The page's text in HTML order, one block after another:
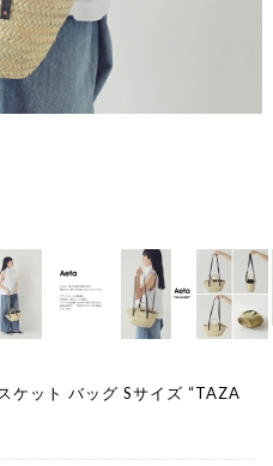
ケット バッグ Sサイズ “TAZA